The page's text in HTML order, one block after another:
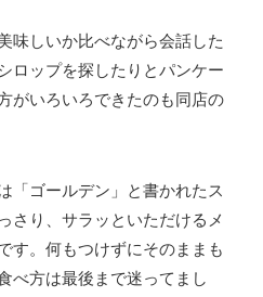
味しいか比べながら会話した
ロップを探したりとパンケー
がいろいろできたのも同店の
「ゴールデン」と書かれたス
さり、サラッといただけるメ
す。何もつけずにそのままも
べ方は最後まで迷ってまし